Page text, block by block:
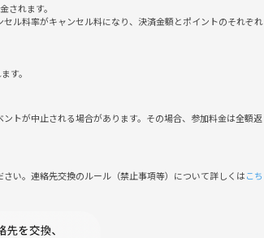
共有しておりますが、当日までに共有漏れがある
大川までお電話ください。
ポーカー、ボードゲーム、パーティーゲーム、麻
されます。
ル料率がキャンセル料になり、決済金額とポイントのそれぞれ
す。
トが中止される場合があります。その場合、参加料金は全額返
い。連絡先交換のルール（禁止事項等）について詳しくはこち